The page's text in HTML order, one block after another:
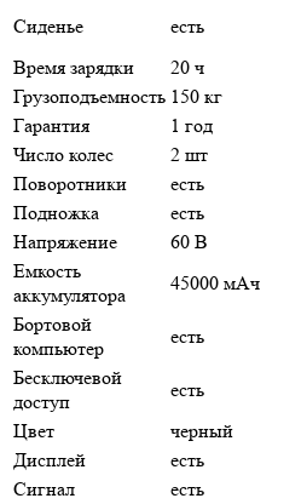
Сиденье
есть
Время зарядки
20 ч
Грузоподъемность 150 кг
Гарантия
1 год
Число колес
2 шт
Поворотники
есть
Подножка
есть
Напряжение
60 В
Емкость
аккумулятора
45000 мАч
Бортовой
компьютер
есть
Бесключевой
доступ
есть
Цвет
черный
Дисплей
есть
Сигнал
есть